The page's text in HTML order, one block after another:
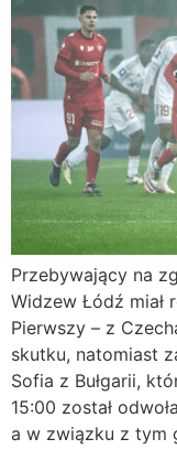
Przebywający na
Widzew Łódź miał
Pierwszy – z
skutku, natomiast
Sofia z Bułgarii,
15:00 został
a w związku z tym